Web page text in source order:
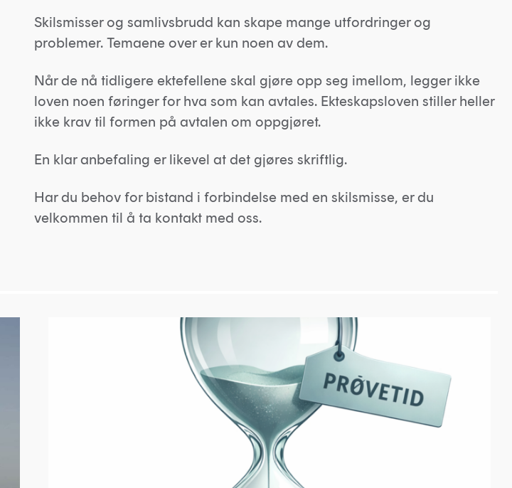
Skilsmisser og samlivsbrudd kan skape mange utfordringer og
problemer. Temaene over er kun noen av dem.
Når de nå tidligere ektefellene skal gjøre opp seg imellom, legger ikke
loven noen føringer for hva som kan avtales. Ekteskapsloven stiller heller
ikke krav til formen på avtalen om oppgjøret.
En klar anbefaling er likevel at det gjøres skriftlig.
Har du behov for bistand i forbindelse med en skilsmisse, er du
velkommen til å ta kontakt med oss.